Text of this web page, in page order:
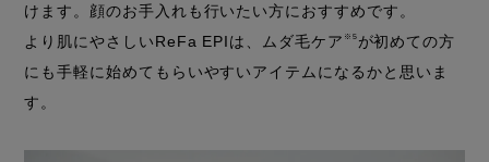
けます。顔のお手入れも行いたい方におすすめです。
より肌にやさしいReFa EPIは、ムダ毛ケア ※5 が初めての方
にも手軽に始めてもらいやすいアイテムになるかと思いま
す。